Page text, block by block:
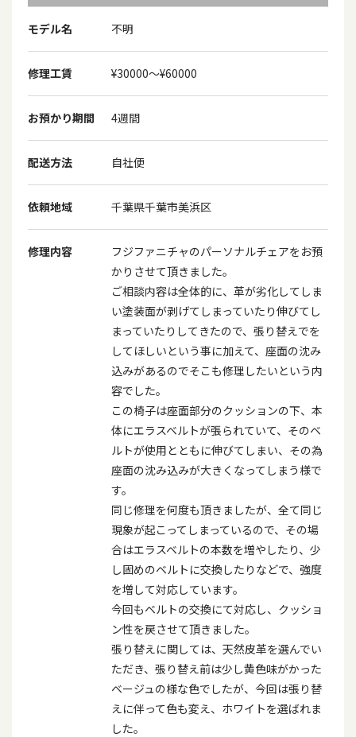
モデル名 不明
修理工賃 ¥30000〜¥60000
お預かり期間 4週間
配送方法 自社便
依頼地域 千葉県千葉市美浜区
修理内容
フジファニチャのパーソナルチェアをお預
かりさせて頂きました。
ご相談内容は全体的に、革が劣化してしま
い塗装面が剥げてしまっていたり伸びてし
まっていたりしてきたので、張り替えでを
してほしいという事に加えて、座面の沈み
込みがあるのでそこも修理したいという内
容でした。
この椅子は座面部分のクッションの下、本
体にエラスベルトが張られていて、そのベ
ルトが使用とともに伸びてしまい、その為
座面の沈み込みが大きくなってしまう様で
す。
同じ修理を何度も頂きましたが、全て同じ
現象が起こってしまっているので、その場
合はエラスベルトの本数を増やしたり、少
し固めのベルトに交換したりなどで、強度
を増して対応しています。
今回もベルトの交換にて対応し、クッショ
ン性を戻させて頂きました。
張り替えに関しては、天然皮革を選んでい
ただき、張り替え前は少し黄色味がかった
ベージュの様な色でしたが、今回は張り替
えに伴って色も変え、ホワイトを選ばれま
した。